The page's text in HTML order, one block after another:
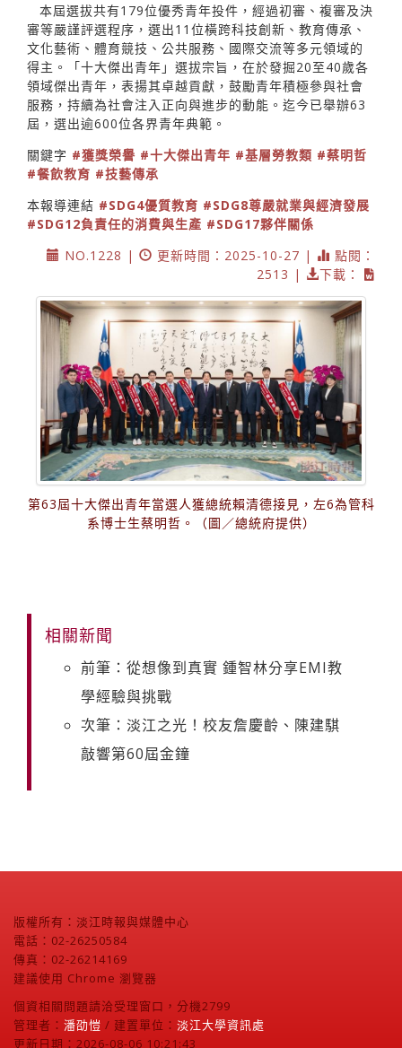
本屆選拔共有179位優秀青年投件，經過初審、複審及決
審等嚴謹評選程序，選出11位橫跨科技創新、教育傳承、
文化藝術、體育競技、公共服務、國際交流等多元領域的
得主。「十大傑出青年」選拔宗旨，在於發掘20至40歲各
領域傑出青年，表揚其卓越貢獻，鼓勵青年積極參與社會
服務，持續為社會注入正向與進步的動能。迄今已舉辦63
屆，選出逾600位各界青年典範。
關鍵字 #獲獎榮譽 #十大傑出青年 #基層勞教類 #蔡明哲
#餐飲教育 #技藝傳承
本報導連結 #SDG4優質教育 #SDG8尊嚴就業與經濟發展
#SDG12負責任的消費與生產 #SDG17夥伴關係
NO.1228 |
更新時間：2025-10-27 |
點閱：
2513 |
下載：
第63屆十大傑出青年當選人獲總統賴清德接見，左6為管科
系博士生蔡明哲。（圖／總統府提供）
相關新聞
前筆：從想像到真實 鍾智林分享EMI教
學經驗與挑戰
次筆：淡江之光！校友詹慶齡、陳建騏
敲響第60屆金鐘
版權所有：淡江時報與媒體中心
電話：02-26250584
傳真：02-26214169
建議使用 Chrome 瀏覽器
個資相關問題請洽受理窗口，分機2799
管理者： 潘劭愷 / 建置單位： 淡江大學資訊處
更新日期：2026-08-06 10:21:43